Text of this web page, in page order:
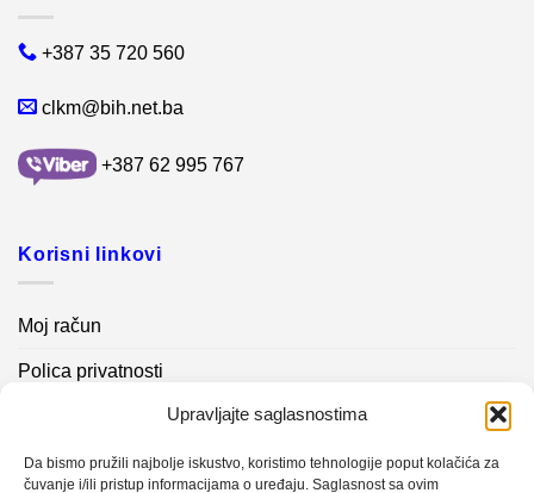
Upravljajte saglasnostima
Da bismo pružili najbolje iskustvo, koristimo tehnologije poput kolačića za
čuvanje i/ili pristup informacijama o uređaju. Saglasnost sa ovim
+387 35 720 560
clkm@bih.net.ba
+387 62 995 767
Korisni linkovi
Moj račun
Polica privatnosti
Kontakt info